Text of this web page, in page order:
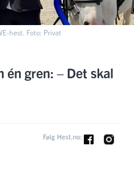
hest. Foto: Privat
én gren: – Det skal
Følg Hest.no: